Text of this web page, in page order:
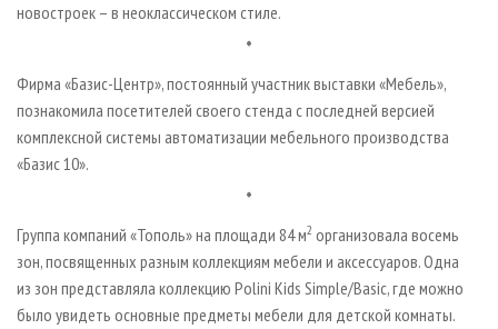
новостроек – в неоклассическом стиле.
*
Фирма «Базис-Центр», постоянный участник выставки «Мебель»,
познакомила посетителей своего стенда с последней версией
комплексной системы автоматизации мебельного производства
«Базис 10».
*
Группа компаний «Тополь» на площади 84 м2 организовала восемь
зон, посвященных разным коллекциям мебели и аксессуаров. Одна
из зон представляла коллекцию Polini Kids Simple/Basic, где можно
было увидеть основные предметы мебели для детской комнаты.